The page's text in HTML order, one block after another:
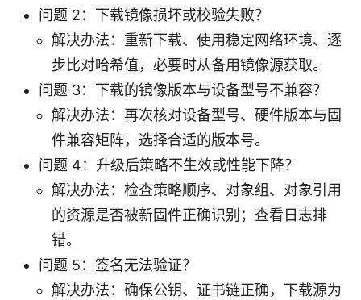
问题 2：下载镜像损坏或校验失败？
解决办法：重新下载、使用稳定网络环境、逐
步比对哈希值，必要时从备用镜像源获取。
问题 3：下载的镜像版本与设备型号不兼容？
解决办法：再次核对设备型号、硬件版本与固
件兼容矩阵，选择合适的版本号。
问题 4：升级后策略不生效或性能下降？
解决办法：检查策略顺序、对象组、对象引用
的资源是否被新固件正确识别；查看日志排
错。
问题 5：签名无法验证？
解决办法：确保公钥、证书链正确，下载源为